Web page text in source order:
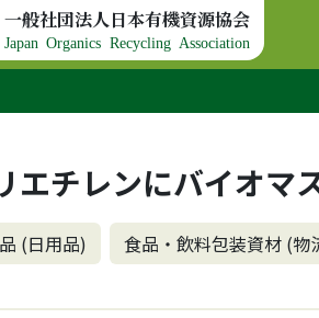
ン
一般社団法人日本有機資源協会
Japan Organics Recycling Association
エチレンにバイオマ
(日用品) 食品・飲料包装資材 (物